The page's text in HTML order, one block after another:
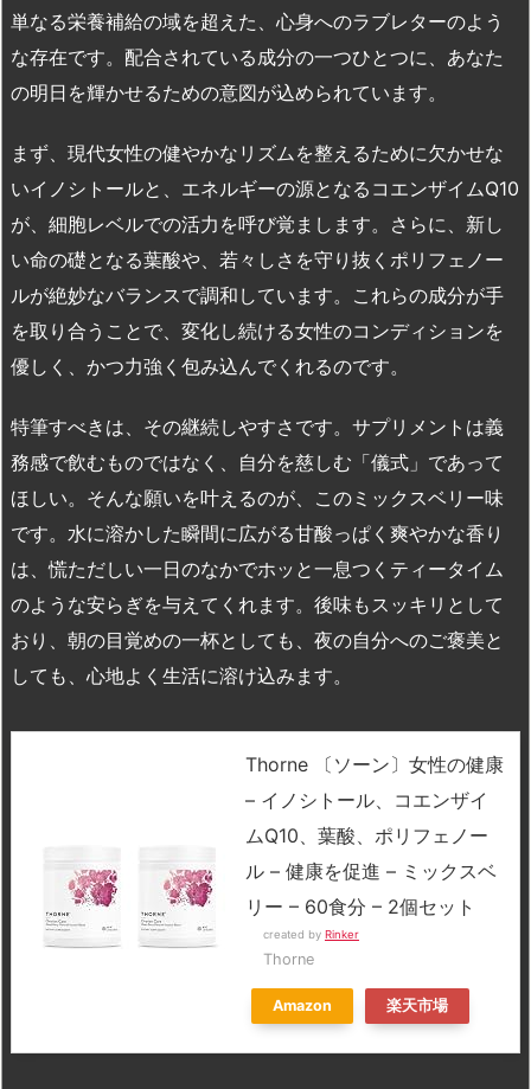
単なる栄養補給の域を超えた、心身へのラブレターのよう
な存在です。配合されている成分の一つひとつに、あなた
の明日を輝かせるための意図が込められています。
まず、現代女性の健やかなリズムを整えるために欠かせな
いイノシトールと、エネルギーの源となるコエンザイムQ10
が、細胞レベルでの活力を呼び覚まします。さらに、新し
い命の礎となる葉酸や、若々しさを守り抜くポリフェノー
ルが絶妙なバランスで調和しています。これらの成分が手
を取り合うことで、変化し続ける女性のコンディションを
優しく、かつ力強く包み込んでくれるのです。
特筆すべきは、その継続しやすさです。サプリメントは義
務感で飲むものではなく、自分を慈しむ「儀式」であって
ほしい。そんな願いを叶えるのが、このミックスベリー味
です。水に溶かした瞬間に広がる甘酸っぱく爽やかな香り
は、慌ただしい一日のなかでホッと一息つくティータイム
のような安らぎを与えてくれます。後味もスッキリとして
おり、朝の目覚めの一杯としても、夜の自分へのご褒美と
しても、心地よく生活に溶け込みます。
Thorne 〔ソーン〕女性の健康
– イノシトール、コエンザイ
ムQ10、葉酸、ポリフェノー
ル – 健康を促進 – ミックスベ
リー – 60食分 – 2個セット
created by Rinker
Thorne
Amazon 楽天市場